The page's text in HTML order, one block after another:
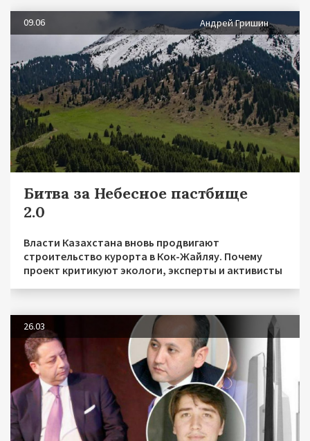
09.06 Андрей Гришин
Битва за Небесное пастбище
2.0
Власти Казахстана вновь продвигают
строительство курорта в Кок-Жайляу. Почему
проект критикуют экологи, эксперты и активисты
26.03